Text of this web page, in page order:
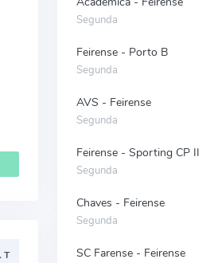
Т
Segunda
Feirense - Porto B
Segunda
AVS - Feirense
Segunda
Feirense - Sporting CP II
Segunda
Chaves - Feirense
Segunda
SC Farense - Feirense